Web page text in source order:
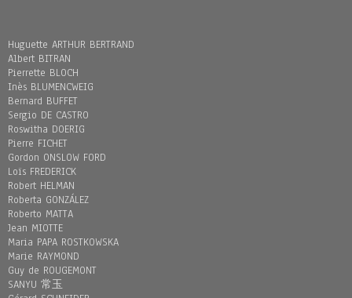
Huguette ARTHUR BERTRAND
Albert BITRAN
Pierrette BLOCH
Inès BLUMENCWEIG
Bernard BUFFET
Sergio DE CASTRO
Roswitha DOERIG
Pierre FICHET
Gordon ONSLOW FORD
Loïs FREDERICK
Robert HELMAN
Roberta GONZÁLEZ
Roberto MATTA
Jean MIOTTE
Maria PAPA ROSTKOWSKA
Marie RAYMOND
Guy de ROUGEMONT
SANYU 常玉